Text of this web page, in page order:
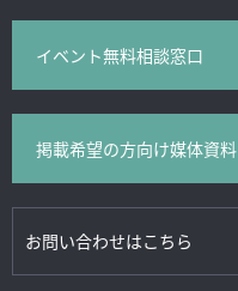
イベント無料相談窓口
掲載希望の方向け媒体資料
お問い合わせはこちら